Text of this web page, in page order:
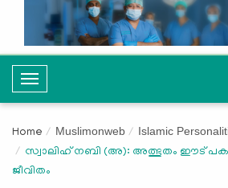
T
o
g
l
e
Home Muslimonweb Islamic
സ്വാലിഹ് നബി (അ): അത്ഭുതം ഈട്
ജീവിതം